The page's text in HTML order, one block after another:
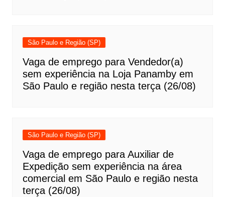
São Paulo e Região (SP)
Vaga de emprego para Vendedor(a)
sem experiência na Loja Panamby em
São Paulo e região nesta terça (26/08)
São Paulo e Região (SP)
Vaga de emprego para Auxiliar de
Expedição sem experiência na área
comercial em São Paulo e região nesta
terça (26/08)